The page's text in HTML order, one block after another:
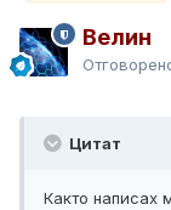
Велин
Цитат
Както написах